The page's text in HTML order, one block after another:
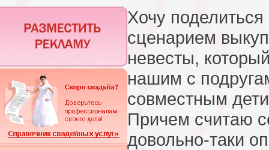
Хочу поделиться
сценарием
невесты,
нашим с
совместным
Причем считаю
довольно-таки